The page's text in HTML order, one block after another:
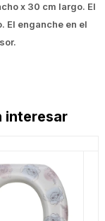
x 30 cm largo. El
El enganche en el
interesar